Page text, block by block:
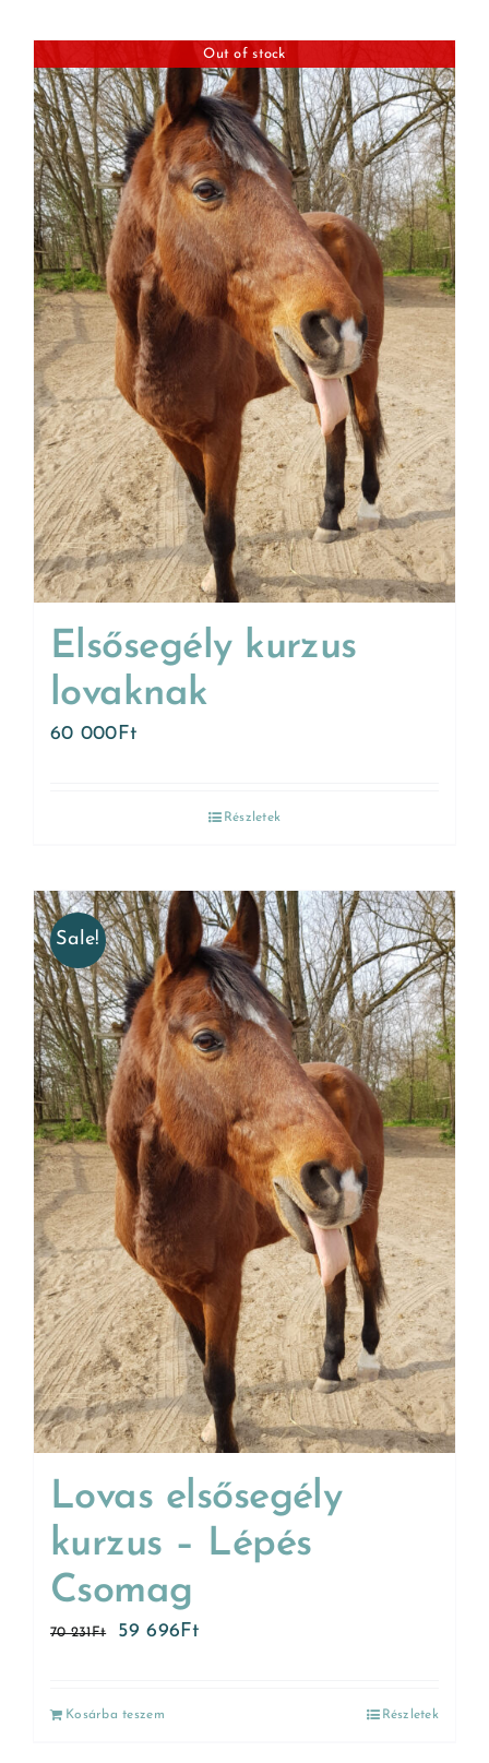
Out of stock
Elsősegély kurzus
lovaknak
60 000Ft
Részletek
Sale!
Lovas elsősegély
kurzus – Lépés
Csomag
70 231Ft 59 696Ft
Kosárba teszem Részletek